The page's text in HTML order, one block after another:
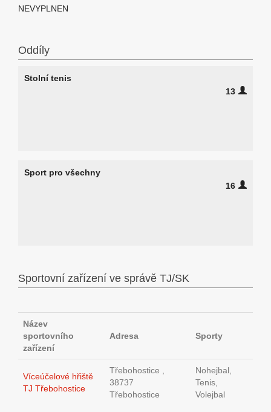
NEVYPLNEN
Oddíly
Stolní tenis
13
Sport pro všechny
16
Sportovní zařízení ve správě TJ/SK
Název
sportovního
zařízení
Adresa Sporty
Víceúčelové hřiště
TJ Třebohostice
Třebohostice ,
38737
Třebohostice
Nohejbal,
Tenis,
Volejbal